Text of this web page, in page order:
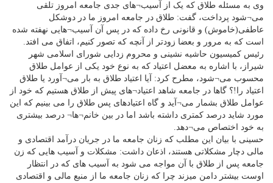
وی به مسئله طلاق که یک از آسیب¬های جدی جامعه امروز تلقی
می¬شود پرداخت، گفت: طلاق در جامعه امروز ما در دوشکل
عاطفی(خاموش) و قانونی رخ داده که در پس آن آسیب¬هایی نهفته شده
است که به مرور و بعضا زودتر از آنچه که تصور کنیم، اتفاق می افتد.
رئیس کمیسیون حاشیه نشینی و محروم زدایی شورای اسلامی شهر
شیراز، با اشاره به معضل اعتیاد که به نوع خود یکی از عوامل طلاق
محسوب می¬شود، مطرح کرد: آیا اعتیاد طلاق به بار می¬آورد یا طلاق
اعتیاد را!؟ گاها در جامعه شاهد اعتیاد¬های پیش از طلاق هستیم که خود از
عوامل طلاق بشمار می¬آید و گاه اعتیادهای پس طلاق را می بینیم که این
مورد شاید درصد کمتری داشته باشد اما در بین خانم¬ها¬ درصد بیشتری
به خود اختصاص می¬دهد.
حسینی با بیان این مطلب که زنان جامعه ما در جریان درآمد اقتصادی و
مالی دچار مشکلاتی هستند، اذعان داشت: مشکلات و آسیب هایی که زن
جامعه پس از طلاق با آن مواجه می شود به آسیب های که در انتظار
اوست بیشتر دامن میزند چرا که زنان جامعه ما از منبع مالی و اقتصادی